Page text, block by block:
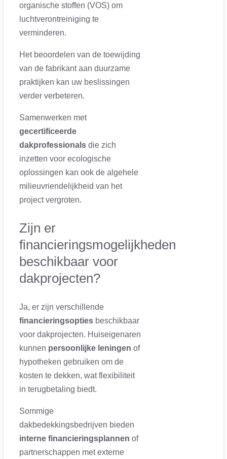
organische stoffen (VOS) om
luchtverontreiniging te
verminderen.
Het beoordelen van de toewijding
van de fabrikant aan duurzame
praktijken kan uw beslissingen
verder verbeteren.
Samenwerken met
gecertificeerde
dakprofessionals die zich
inzetten voor ecologische
oplossingen kan ook de algehele
milieuvriendelijkheid van het
project vergroten.
Zijn er
financieringsmogelijkheden
beschikbaar voor
dakprojecten?
Ja, er zijn verschillende
financieringsopties beschikbaar
voor dakprojecten. Huiseigenaren
kunnen persoonlijke leningen of
hypotheken gebruiken om de
kosten te dekken, wat flexibiliteit
in terugbetaling biedt.
Sommige
dakbedekkingsbedrijven bieden
interne financieringsplannen of
partnerschappen met externe